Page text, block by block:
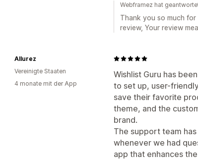
Webframez hat
Thank you so much
review, Your review
Wishlist Guru has
to set up, user-
save their favorite
theme, and the
brand.
The support team
whenever we had
app that enhances
Allurez
Vereinigte Staaten
4 monate mit der App